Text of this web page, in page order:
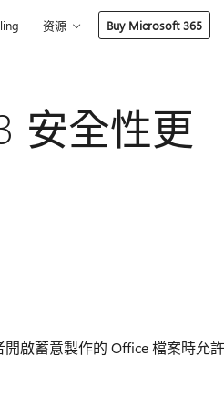
资源 Buy Microsoft 365
安全性更
啟蓄意製作的 Office 檔案時允許